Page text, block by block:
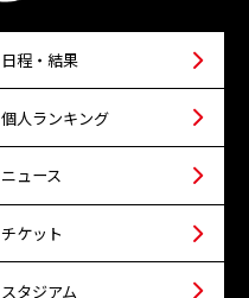
日程・結果
個人ランキング
ニュース
チケット
スタジアム